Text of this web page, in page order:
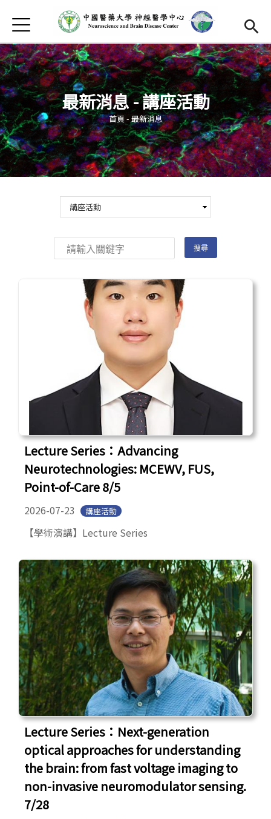
首頁
Open
中心介紹
最新消息
Open
成員介紹
Open
中心研究
發表成果
捐款支持(link is external)
Open
Open
最新消息 - 講座活動
您在這裡
首頁 - 最新消息
Lecture Series：Advancing
Neurotechnologies: MCEWV, FUS,
Point-of-Care 8/5
2026-07-23 講座活動
【學術演講】Lecture Series
Lecture Series：Next-generation
optical approaches for understanding
the brain: from fast voltage imaging to
non-invasive neuromodulator sensing.
7/28